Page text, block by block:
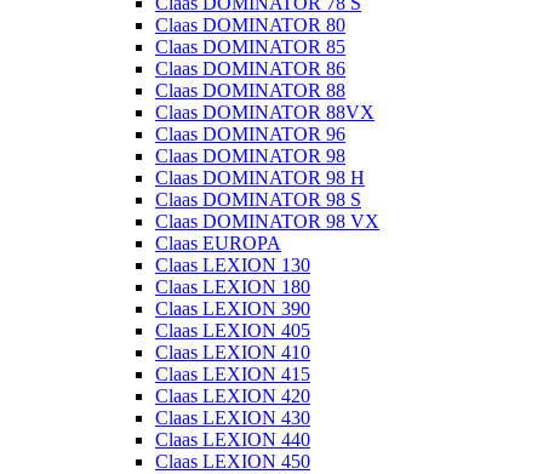
Claas DOMINATOR 80
Claas DOMINATOR 85
Claas DOMINATOR 86
Claas DOMINATOR 88
Claas DOMINATOR 88VX
Claas DOMINATOR 96
Claas DOMINATOR 98
Claas DOMINATOR 98 H
Claas DOMINATOR 98 S
Claas DOMINATOR 98 VX
Claas EUROPA
Claas LEXION 130
Claas LEXION 180
Claas LEXION 390
Claas LEXION 405
Claas LEXION 410
Claas LEXION 415
Claas LEXION 420
Claas LEXION 430
Claas LEXION 440
Claas LEXION 450